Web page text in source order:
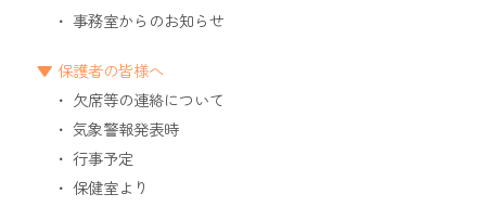
事務室からのお知らせ
保護者の皆様へ
欠席等の連絡について
気象警報発表時
行事予定
保健室より